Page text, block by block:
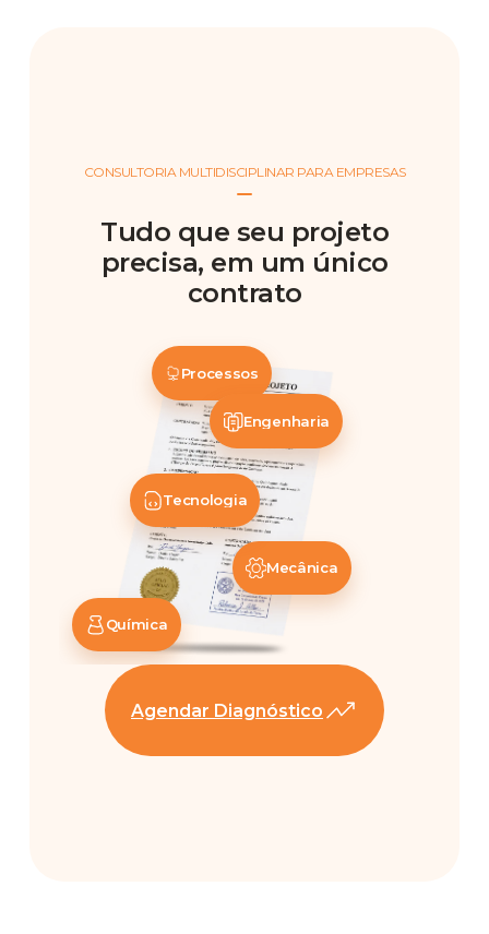
CONSULTORIA MULTIDISCIPLINAR PARA EMPRESAS
Tudo que seu projeto
precisa, em um único
contrato
Agendar Diagnóstico
Mecânica
Tecnologia
Processos
Engenharia
Química